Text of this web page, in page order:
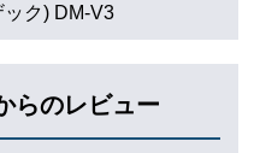
ク) DM-V3
らのレビュー